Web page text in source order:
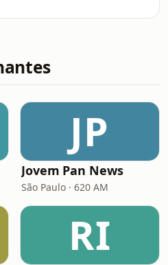
JP
Jovem Pan News
São Paulo · 620 AM
RI